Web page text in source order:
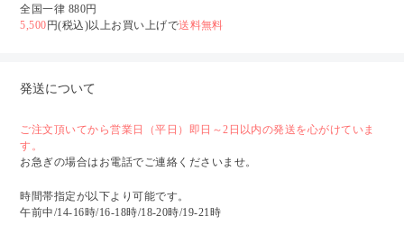
全国一律 880円
5,500 円(税込)以上お買い上げで送料無料
発送について
ご注文頂いてから営業日（平日）即日～2日以内の発送を心がけていま
す。
お急ぎの場合はお電話でご連絡くださいませ。
時間帯指定が以下より可能です。
午前中/14-16時/16-18時/18-20時/19-21時